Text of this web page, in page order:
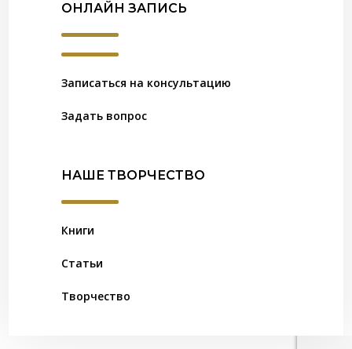
ОНЛАЙН ЗАПИСЬ
Записаться на консультацию
Задать вопрос
НАШЕ ТВОРЧЕСТВО
Книги
Статьи
Творчество